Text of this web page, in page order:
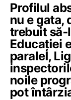
Profilul
nu e gata,
trebuit să-
Educației
paralel,
noile
pot